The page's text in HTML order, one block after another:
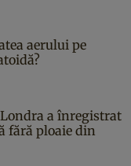
aerului pe
a înregistrat
fără ploaie din